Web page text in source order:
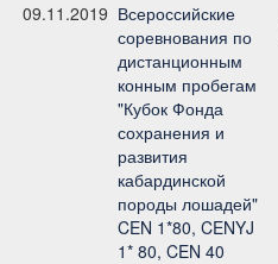
09.11.2019 Всероссийские
соревнования по
дистанционным
конным пробегам
"Кубок Фонда
сохранения и
развития
кабардинской
породы лошадей"
CEN 1*80, CENYJ
1* 80, CEN 40